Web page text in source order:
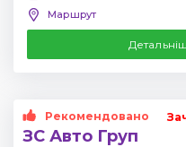
Маршрут
Рекомендовано
ЗС Авто Груп